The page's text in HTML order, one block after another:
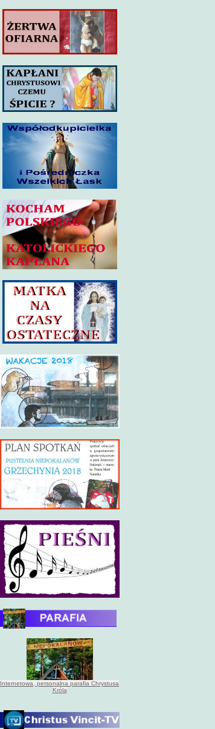
Internetowa, personalna parafia Chrystusa
Króla